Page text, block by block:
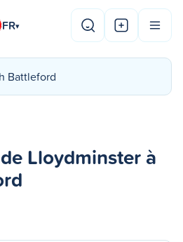
FR▾
Battleford
Lloydminster à